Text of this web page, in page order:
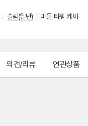
/ 슬림(일반) / 미들 타워 케이
의견/리뷰 연관상품